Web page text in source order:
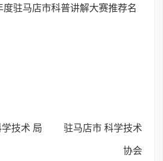
马店市科普讲解大赛推荐名
学技术 局 驻马店市 科学技术
协会